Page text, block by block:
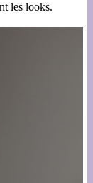
les looks.